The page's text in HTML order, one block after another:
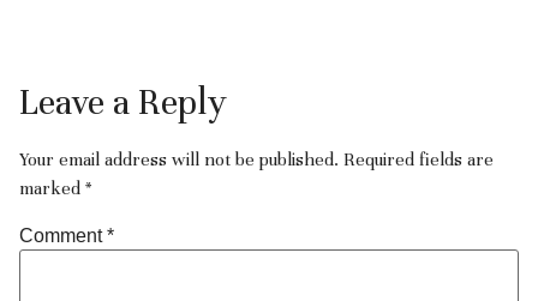
Leave a Reply
Your email address will not be published. Required fields are
marked *
Comment*